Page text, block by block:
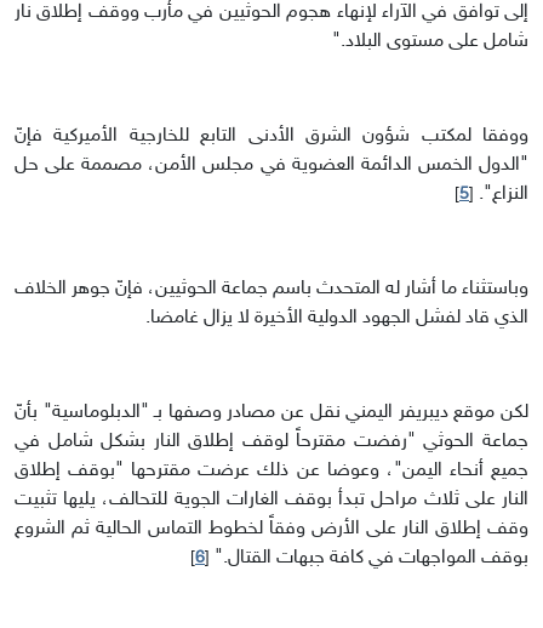
إلى توافق في الآراء لإنهاء هجوم الحوثيين في مأرب ووقف إطلاق نار
شامل على مستوى البلاد."
ووفقا لمكتب شؤون الشرق الأدنى التابع للخارجية الأميركية فإنّ
"الدول الخمس الدائمة العضوية في مجلس الأمن، مصممة على حل
النزاع". [
5
]
وباستثناء ما أشار له المتحدث باسم جماعة الحوثيين، فإنّ جوهر الخلاف
الذي قاد لفشل الجهود الدولية الأخيرة لا يزال غامضا.
لكن موقع ديبريفر اليمني نقل عن مصادر وصفها بـ "الدبلوماسية" بأنّ
جماعة الحوثي "رفضت مقترحاً لوقف إطلاق النار بشكل شامل في
جميع أنحاء اليمن"، وعوضا عن ذلك عرضت مقترحها "بوقف إطلاق
النار على ثلاث مراحل تبدأ بوقف الغارات الجوية للتحالف، يليها تثبيت
وقف إطلاق النار على الأرض وفقاً لخطوط التماس الحالية ثم الشروع
بوقف المواجهات في كافة جبهات القتال." [
6
]